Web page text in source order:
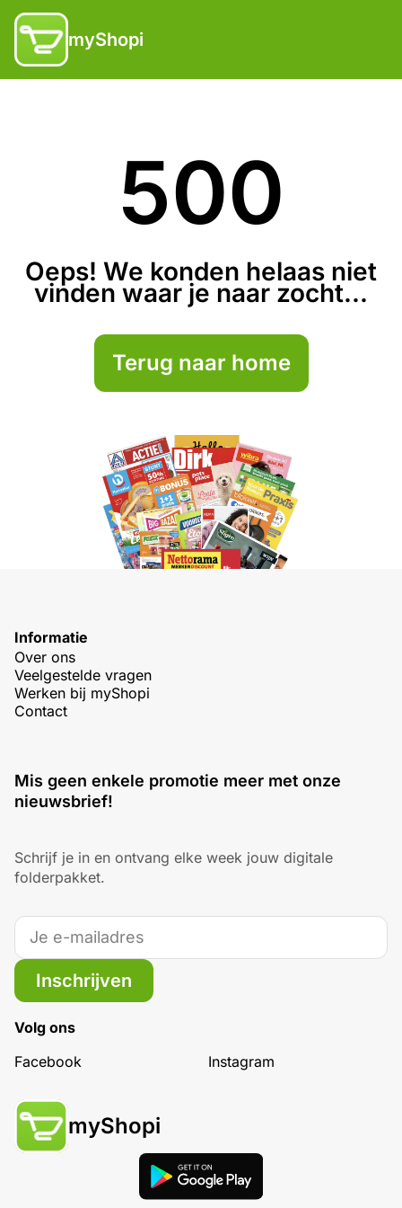
myShopi
500
Oeps! We konden helaas niet
vinden waar je naar zocht...
Terug naar home
Informatie
Over ons
Veelgestelde vragen
Werken bij myShopi
Contact
Mis geen enkele promotie meer met onze
nieuwsbrief!
Schrijf je in en ontvang elke week jouw digitale
folderpakket.
Inschrijven
Volg ons
Facebook
Instagram
myShopi